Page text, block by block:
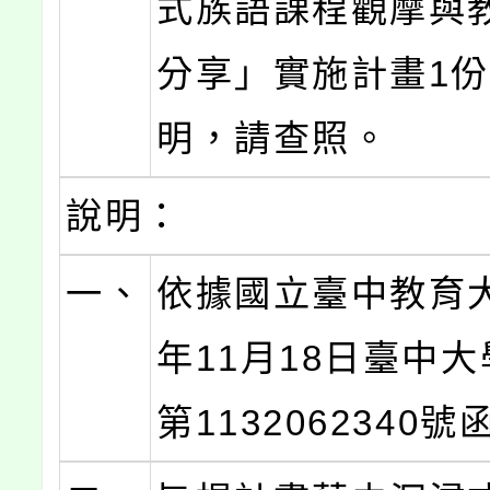
式族語課程觀摩與
分享」實施計畫1
明，請查照。
說明：
一、
依據國立臺中教育
年11月18日臺中大
第1132062340號